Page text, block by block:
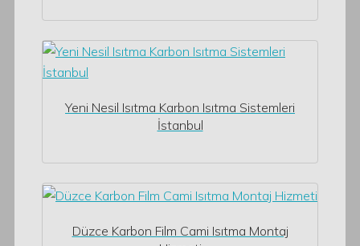
Yeni Nesil Isıtma Karbon Isıtma Sistemleri
İstanbul
Düzce Karbon Film Cami Isıtma Montaj